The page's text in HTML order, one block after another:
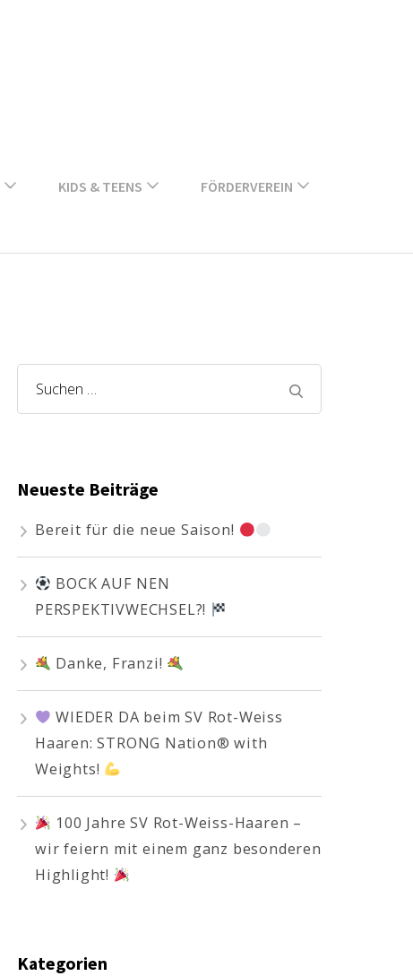
KIDS & TEENS
FÖRDERVEREIN
Suchen
nach:
Neueste Beiträge
Bereit für die neue Saison!
BOCK AUF NEN
PERSPEKTIVWECHSEL?!
Danke, Franzi!
WIEDER DA beim SV Rot-Weiss
Haaren: STRONG Nation® with
Weights!
100 Jahre SV Rot-Weiss-Haaren –
wir feiern mit einem ganz besonderen
Highlight!
Kategorien